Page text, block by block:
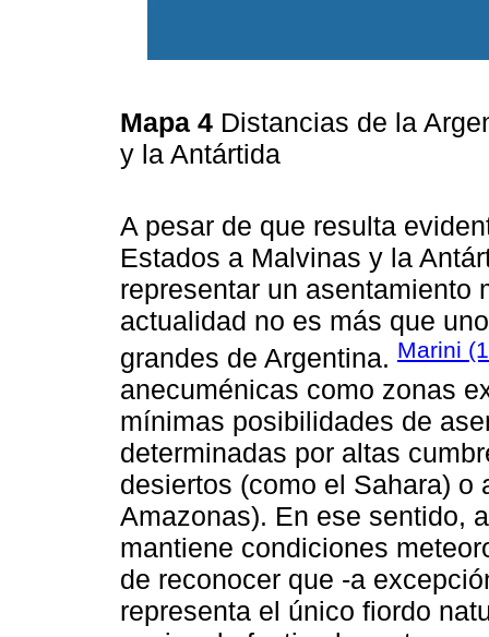
Mapa 4 Distancias de la
y la Antártida
A pesar de que resulta
Estados a Malvinas y la
representar un asentamiento
actualidad no es más que
grandes de Argentina. Marini
anecuménicas como zonas
mínimas posibilidades de
determinadas por altas
desiertos (como el Sahara) o
Amazonas). En ese sentido,
mantiene condiciones
de reconocer que -a
representa el único fiordo